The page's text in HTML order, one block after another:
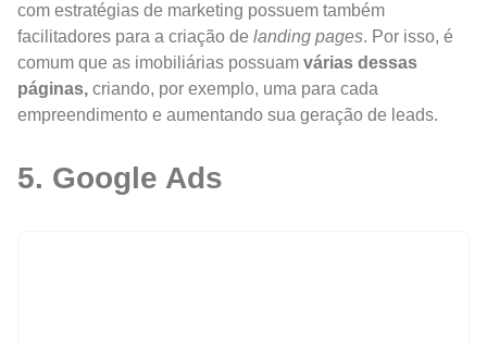
com estratégias de marketing possuem também
facilitadores para a criação de landing pages. Por isso, é
comum que as imobiliárias possuam várias dessas
páginas, criando, por exemplo, uma para cada
empreendimento e aumentando sua geração de leads.
5. Google Ads